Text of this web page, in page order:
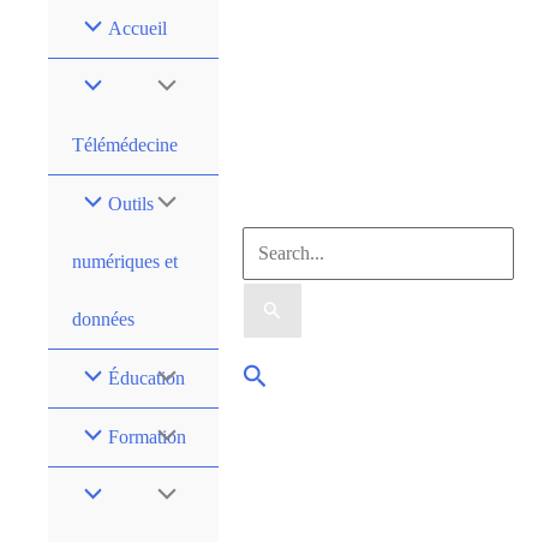
Accueil
Télémédecine
Outils
numériques et
données
Éducation
Formation